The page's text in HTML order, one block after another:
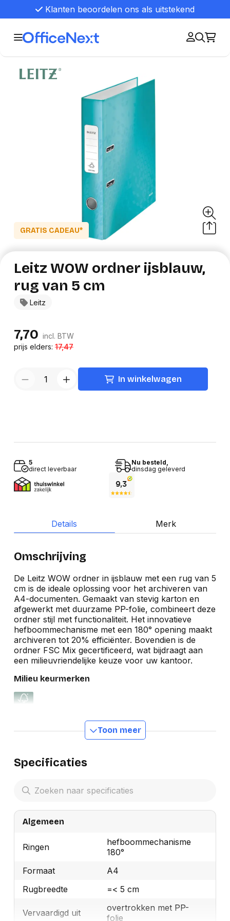
Klanten beoordelen ons als uitstekend
GRATIS CADEAU*
Leitz
Leitz WOW ordner ijsblauw,
rug van 5 cm
7,70 incl. BTW
prijs elders:17,47
In winkelwagen
5
direct leverbaar
Nu besteld,
dinsdag geleverd
Details Merk
Omschrijving
De Leitz WOW ordner in ijsblauw met een rug van 5
cm is de ideale oplossing voor het archiveren van
A4-documenten. Gemaakt van stevig karton en
afgewerkt met duurzame PP-folie, combineert deze
ordner stijl met functionaliteit. Het innovatieve
hefboommechanisme met een 180° opening maakt
archiveren tot 20% efficiënter. Bovendien is de
ordner FSC Mix gecertificeerd, wat bijdraagt aan
een milieuvriendelijke keuze voor uw kantoor.
Milieu keurmerken
Toon meer
Specificaties
Algemeen
Ringen
hefboommechanisme
180°
Formaat
A4
Rugbreedte
=< 5 cm
Vervaardigd uit
overtrokken met PP-
folie